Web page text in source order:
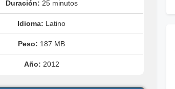
Duración: 25 minutos
Idioma: Latino
Peso: 187 MB
Año: 2012